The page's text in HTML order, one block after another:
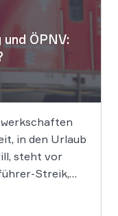
ÖPNV:
in den Urlaub
steht vor
Streik,
stellt sich